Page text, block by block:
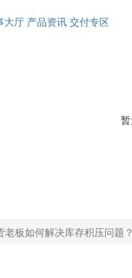
大厅 产品资讯 交付专区
老板如何解决库存积压问题